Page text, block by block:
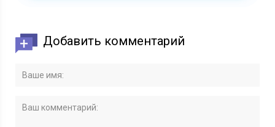
Добавить комментарий